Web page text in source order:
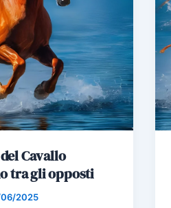
Cavallo
tra gli opposti
2025